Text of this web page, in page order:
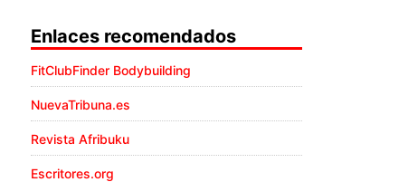
Enlaces recomendados
FitClubFinder Bodybuilding
NuevaTribuna.es
Revista Afribuku
Escritores.org